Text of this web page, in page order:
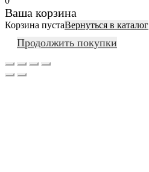
Ваша корзина
Корзина пустаВернуться в каталог
Продолжить покупки